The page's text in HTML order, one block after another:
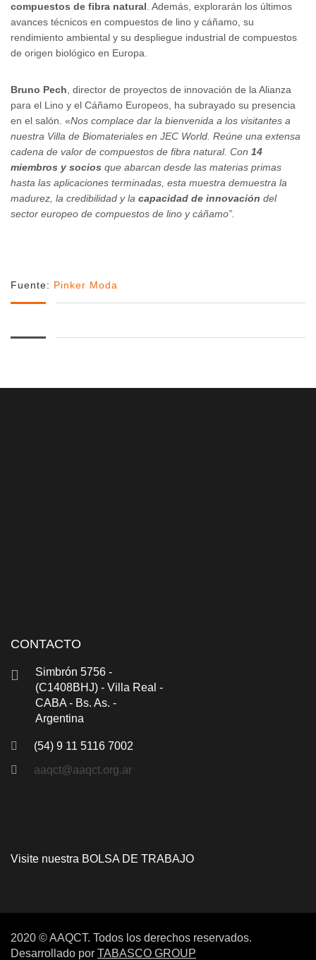
compuestos de fibra natural . Además, explorarán los últimos
avances técnicos en compuestos de lino y cáñamo, su
rendimiento ambiental y su despliegue industrial de compuestos
de origen biológico en Europa.
Bruno Pech , director de proyectos de innovación de la Alianza
para el Lino y el Cáñamo Europeos, ha subrayado su presencia
en el salón. «Nos complace dar la bienvenida a los visitantes a
nuestra Villa de Biomateriales en JEC World. Reúne una extensa
cadena de valor de compuestos de fibra natural. Con 14
miembros y socios que abarcan desde las materias primas
hasta las aplicaciones terminadas, esta muestra demuestra la
madurez, la credibilidad y la capacidad de innovación del
sector europeo de compuestos de lino y cáñamo”.
Fuente: Pinker Moda
CONTACTO
Simbrón 5756 -
(C1408BHJ) - Villa Real -
CABA - Bs. As. -
Argentina
(54) 9 11 5116 7002
aaqct@aaqct.org.ar
Visite nuestra BOLSA DE TRABAJO
2020 © AAQCT. Todos los derechos reservados.
Desarrollado por TABASCO GROUP